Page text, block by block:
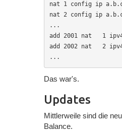
nat 1 config ip
nat 2 config ip
...
add 2001 nat   1
add 2002 nat   2
...
Das war's.
Updates
Mittlerweile sind die
Balance.